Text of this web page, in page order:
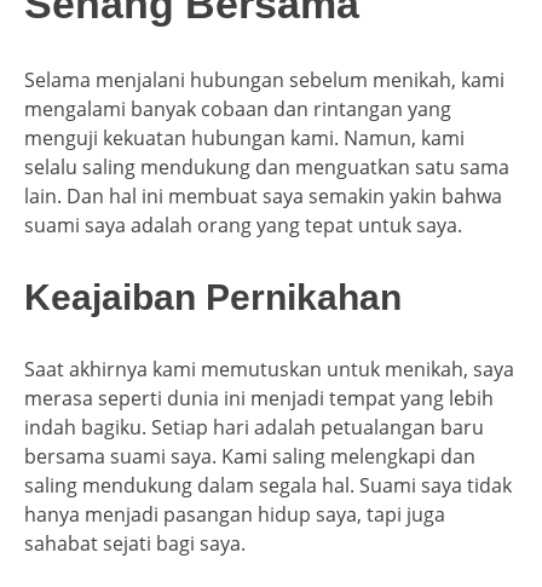
Selama menjalani hubungan sebelum menikah, kami
mengalami banyak cobaan dan rintangan yang
menguji kekuatan hubungan kami. Namun, kami
selalu saling mendukung dan menguatkan satu sama
lain. Dan hal ini membuat saya semakin yakin bahwa
suami saya adalah orang yang tepat untuk saya.
Keajaiban Pernikahan
Saat akhirnya kami memutuskan untuk menikah, saya
merasa seperti dunia ini menjadi tempat yang lebih
indah bagiku. Setiap hari adalah petualangan baru
bersama suami saya. Kami saling melengkapi dan
saling mendukung dalam segala hal. Suami saya tidak
hanya menjadi pasangan hidup saya, tapi juga
sahabat sejati bagi saya.